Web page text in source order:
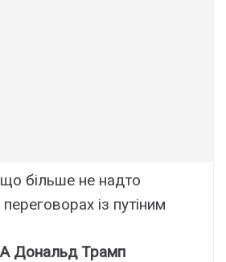
більше не надто
із путіним
Дональд Трамп